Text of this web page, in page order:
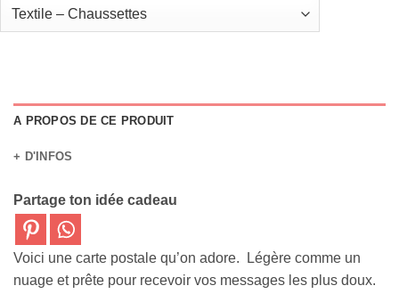
A PROPOS DE CE PRODUIT
+ D'INFOS
Partage ton idée cadeau
Voici une carte postale qu’on adore. Légère comme un
nuage et prête pour recevoir vos messages les plus doux.